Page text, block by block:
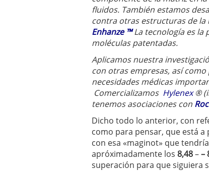
fluidos. También estamos
contra otras estructuras de
Enhanze ™La tecnología es la
moléculas patentadas.
Aplicamos nuestra
con otras empresas, así
necesidades médicas
Comercializamos Hylenex®
tenemos asociaciones con
Dicho todo lo anterior, con
como para pensar, que está
con esa «maginot» que
apróximadamente los 8,48––
superación para que siguiera